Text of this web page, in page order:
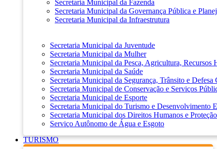
Secretaria Municipal da Fazenda
Secretaria Municipal da Governança Pública e
Secretaria Municipal da Infraestrutura
Secretaria Municipal da Juventude
Secretaria Municipal da Mulher
Secretaria Municipal da Pesca, Agricultura, Recursos
Secretaria Municipal da Saúde
Secretaria Municipal da Segurança, Trânsito e Defesa
Secretaria Municipal de Conservação e Serviços
Secretaria Municipal de Esporte
Secretaria Municipal do Turismo e Desenvolvimento
Secretaria Municipal dos Direitos Humanos e
Serviço Autônomo de Água e Esgoto
TURISMO